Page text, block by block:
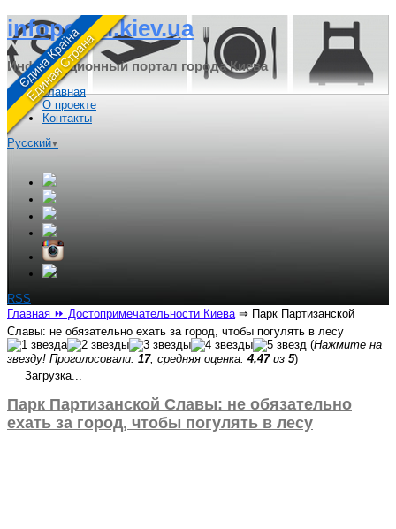
infoportal.kiev.ua
Информационный портал города Киева
Главная
О проекте
Контакты
Русский ▼
RSS
Главная ⏩ Достопримечательности Киева ⇒ Парк Партизанской
Славы: не обязательно ехать за город, чтобы погулять в лесу
(Нажмите на
звезду! Проголосовали: 17, средняя оценка: 4,47из 5)
Загрузка...
Парк Партизанской Славы: не обязательно
ехать за город, чтобы погулять в лесу